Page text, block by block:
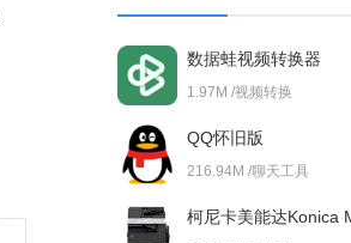
数据蛙视频转换器
1.97M /视频转换
QQ怀旧版
216.94M /聊天工具